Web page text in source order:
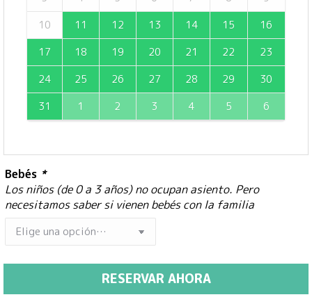
10
11 12 13 14 15
16
17
18 19 20 21 22
23
24
25 26 27 28 29
30
31
1 2 3 4 5 6
Bebés *
Los niños (de 0 a 3 años) no ocupan asiento. Pero
necesitamos saber si vienen bebés con la familia
RESERVAR AHORA